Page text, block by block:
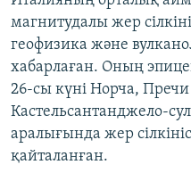
магнитудалы жер
геофизика және
хабарлаған. Оның
26-сы күні Норча,
Кастельсантанджело-
аралығында жер
қайталанған.